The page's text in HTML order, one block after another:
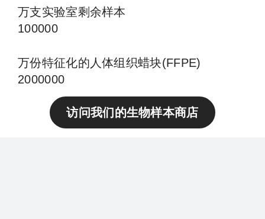
万支实验室剩余样本
100000
万份特征化的人体组织蜡块(FFPE)
2000000
访问我们的生物样本商店